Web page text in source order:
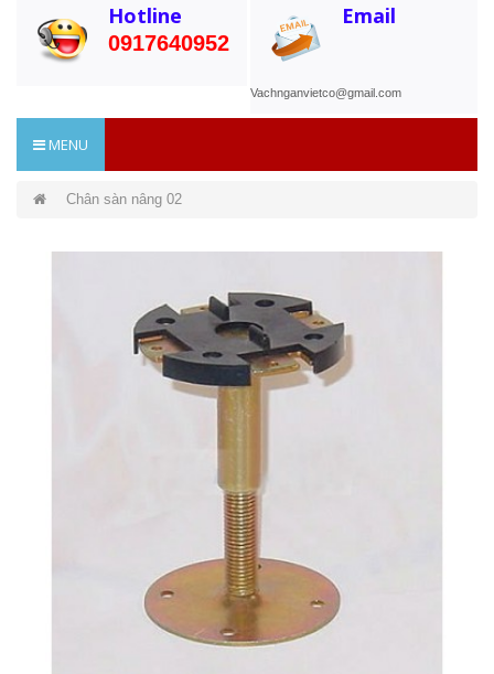
Hotline
0917640952
Email
Vachnganvietco@gmail.com
MENU
Chân sàn nâng 02